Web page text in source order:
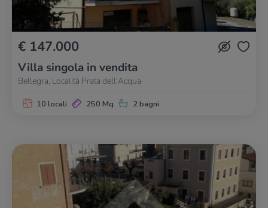
€ 147.000
Villa singola in vendita
Bellegra, Località Prata dell'Acqua
10 locali 250 Mq 2 bagni